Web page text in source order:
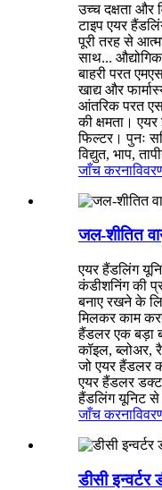
उच्च दक्षता और
टाइप एयर
पूरी तरह से
साथ...
बाहरी परत
खाद्य और
आंतरिक परत
की क्षमता।
फिल्टर। पुनः
विद्युत, भाप,
जाँच करना
जल-शीतित
एयर हैंडलिंग
कंडीशनिंग की
बनाए रखने के
मिलकर काम
हैंडलर एक बड़ा
कॉइल, ब्लोअर,
जो एयर हैंडलर
एयर हैंडलर
हैंडलिंग यूनिट से
जाँच करना
डीसी